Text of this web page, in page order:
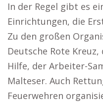
In der Regel gibt es
Einrichtungen, die
Zu den großen
Deutsche Rote
Hilfe, der Arbeiter-
Malteser. Auch
Feuerwehren